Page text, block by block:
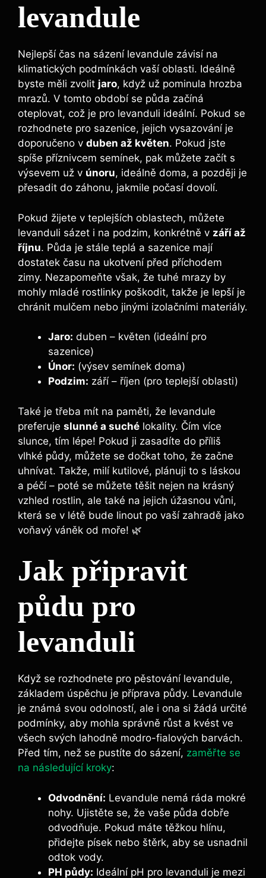
levandule
Nejlepší čas na sázení levandule závisí na
klimatických podmínkách vaší oblasti. Ideálně
byste měli zvolit jaro, když už pominula hrozba
mrazů. V tomto období se půda začíná
oteplovat, což je pro levanduli ideální. Pokud se
rozhodnete pro sazenice, jejich vysazování je
doporučeno v duben až květen. Pokud jste
spíše příznivcem semínek, pak můžete začít s
výsevem už v únoru, ideálně doma, a později je
přesadit do záhonu, jakmile počasí dovolí.
Pokud žijete v teplejších oblastech, můžete
levanduli sázet i na podzim, konkrétně v září až
říjnu. Půda je stále teplá a sazenice mají
dostatek času na ukotvení před příchodem
zimy. Nezapomeňte však, že tuhé mrazy by
mohly mladé rostlinky poškodit, takže je lepší je
chránit mulčem nebo jinými izolačními materiály.
Jaro: duben – květen (ideální pro
sazenice)
Únor: (výsev semínek doma)
Podzim: září – říjen (pro teplejší oblasti)
Také je třeba mít na paměti, že levandule
preferuje slunné a suché lokality. Čím více
slunce, tím lépe! Pokud ji zasadíte do příliš
vlhké půdy, můžete se dočkat toho, že začne
uhnívat. Takže, milí kutilové, plánuji to s láskou
a péčí – poté se můžete těšit nejen na krásný
vzhled rostlin, ale také na jejich úžasnou vůni,
která se v létě bude linout po vaší zahradě jako
voňavý váněk od moře! 🌿
Jak připravit
půdu pro
levanduli
Když se rozhodnete pro pěstování levandule,
základem úspěchu je příprava půdy. Levandule
je známá svou odolností, ale i ona si žádá určité
podmínky, aby mohla správně růst a kvést ve
všech svých lahodně modro-fialových barvách.
Před tím, než se pustíte do sázení, zaměřte se
na následující kroky:
Odvodnění: Levandule nemá ráda mokré
nohy. Ujistěte se, že vaše půda dobře
odvodňuje. Pokud máte těžkou hlínu,
přidejte písek nebo štěrk, aby se usnadnil
odtok vody.
PH půdy: Ideální pH pro levanduli je mezi